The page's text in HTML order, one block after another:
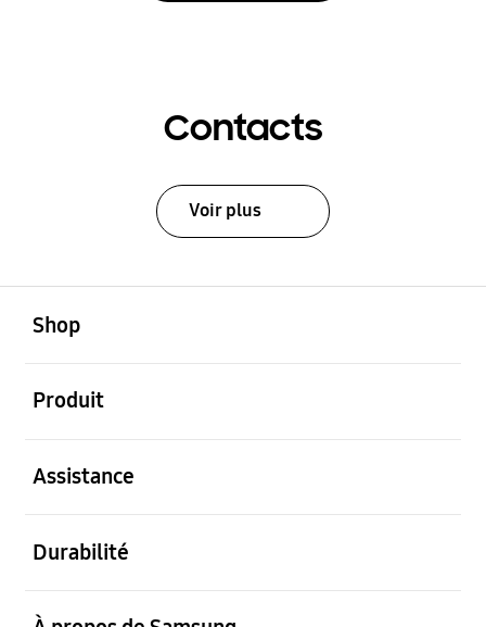
Contacts
Voir plus
Shop
Produit
Assistance
Durabilité